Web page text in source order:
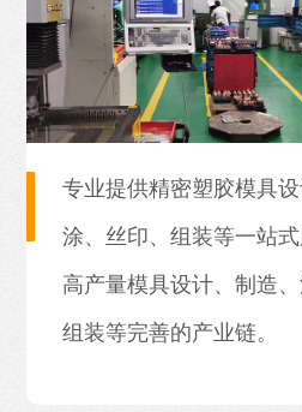
专业提供精密塑胶模具
涂、丝印、组装等一站
高产量模具设计、制造、
组装等完善的产业链。